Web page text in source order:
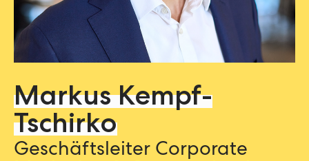
Markus Kempf-
Tschirko
Geschäftsleiter Corporate